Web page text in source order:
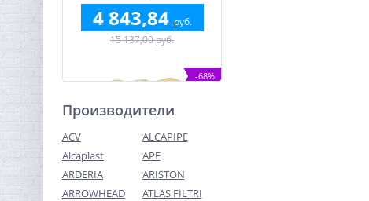
4 843,84 руб.
15 137,00 руб.
-68%
Производители
ACV
ALCAPIPE
Alcaplast
APE
ARDERIA
ARISTON
ARROWHEAD
ATLAS FILTRI